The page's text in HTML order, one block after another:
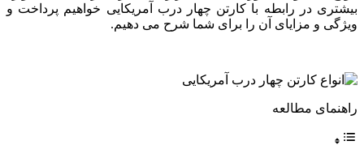
بیشتری در رابطه با کارتن چهار درب آمریکایی خواهیم پرداخت و
ویژگی و مزایای آن را برای شما شرح می دهیم.
راهنمای مطالعه